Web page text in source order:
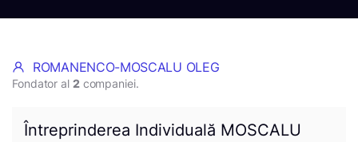
ROMANENCO-MOSCALU OLEG
Fondator al 2companiei.
Întreprinderea Individuală MOSCALU